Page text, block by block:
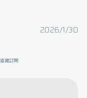
2026/1/30
追蹤訂閱